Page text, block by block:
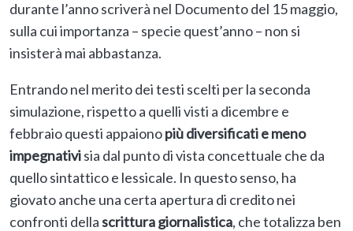
durante l’anno scriverà nel Documento del 15 maggio,
sulla cui importanza – specie quest’anno – non si
insisterà mai abbastanza.
Entrando nel merito dei testi scelti per la seconda
simulazione, rispetto a quelli visti a dicembre e
febbraio questi appaionopiù diversificati e meno
impegnativisia dal punto di vista concettuale che da
quello sintattico e lessicale. In questo senso, ha
giovato anche una certa apertura di credito nei
confronti dellascrittura giornalistica, che totalizza ben